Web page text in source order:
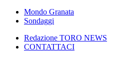
Mondo Granata
Sondaggi
Redazione TORO NEWS
CONTATTACI